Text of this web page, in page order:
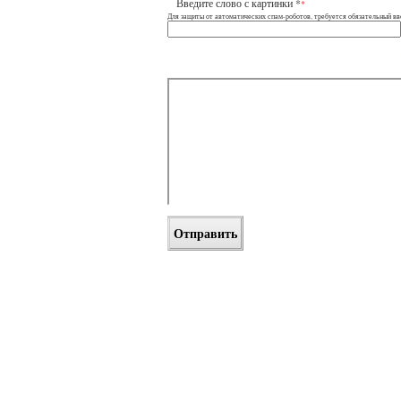
Введите слово с картинки **
Для защиты от автоматических спам-роботов, требуется обязательный